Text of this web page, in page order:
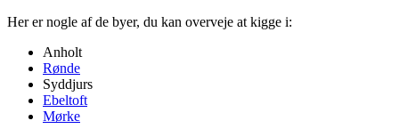
Her er nogle af de byer, du kan overveje at kigge i:
Anholt
Rønde
Syddjurs
Ebeltoft
Mørke